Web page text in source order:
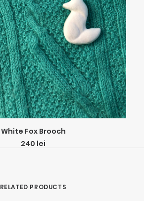
ADD TO CART
White Fox Brooch
240 lei
RELATED PRODUCTS